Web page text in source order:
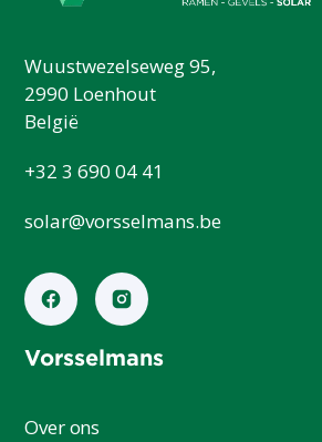
Wuustwezelseweg 95,
2990 Loenhout
België
+32 3 690 04 41
solar@vorsselmans.be
Vorsselmans
Over ons